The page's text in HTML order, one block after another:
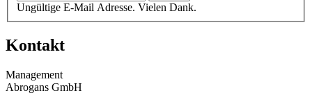
Ungültige E-Mail Adresse. Vielen Dank.
Kontakt
Management
Abrogans GmbH